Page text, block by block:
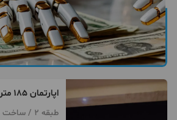
اپارتمان ۱۸۵ متری سه خوابه
طبقه 2 / ساخت 1396 / آسانسور